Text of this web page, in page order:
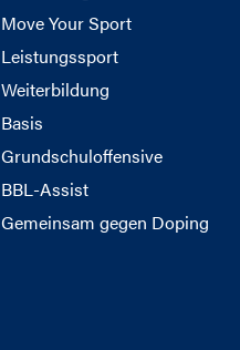
Move Your Sport
Leistungssport
Weiterbildung
Basis
Grundschuloffensive
BBL-Assist
Gemeinsam gegen Doping